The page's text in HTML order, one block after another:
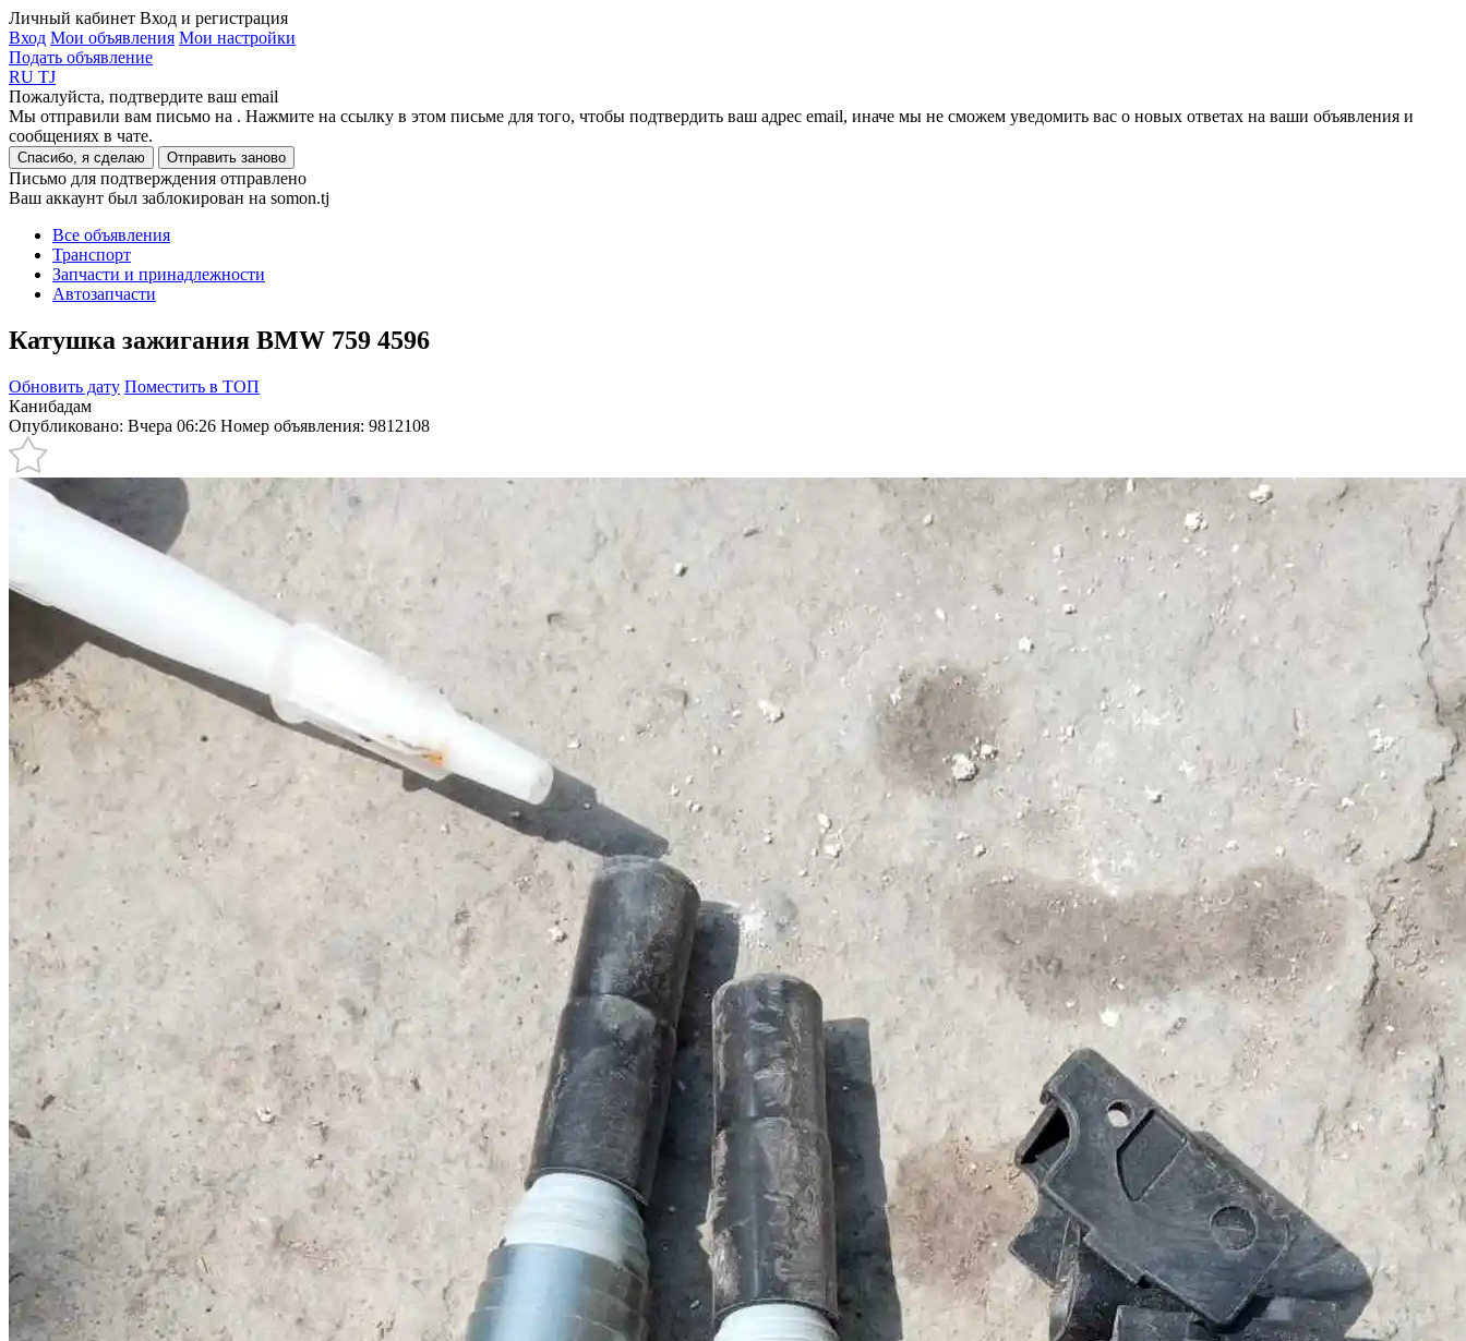
Личный кабинет Вход и регистрация
Вход Мои объявления Мои настройки
Подать объявление
RU TJ
Пожалуйста, подтвердите ваш email
Мы отправили вам письмо на . Нажмите на ссылку в этом письме для того, чтобы подтвердить ваш адрес email, иначе мы не сможем уведомить вас о новых ответах на ваши объявления и
сообщениях в чате.
Спасибо, я сделаю Отправить заново
Письмо для подтверждения отправлено
Ваш аккаунт был заблокирован на somon.tj
Все объявления
Транспорт
Запчасти и принадлежности
Автозапчасти
Катушка зажигания BMW 759 4596
Обновить дату Поместить в ТОП
Канибадам
Опубликовано: Вчера 06:26 Номер объявления: 9812108